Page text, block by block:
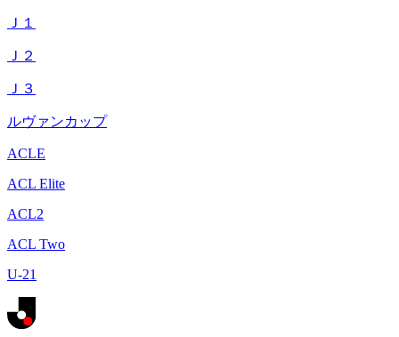
Ｊ１
Ｊ２
Ｊ３
ルヴァンカップ
ACLE
ACL Elite
ACL2
ACL Two
U-21